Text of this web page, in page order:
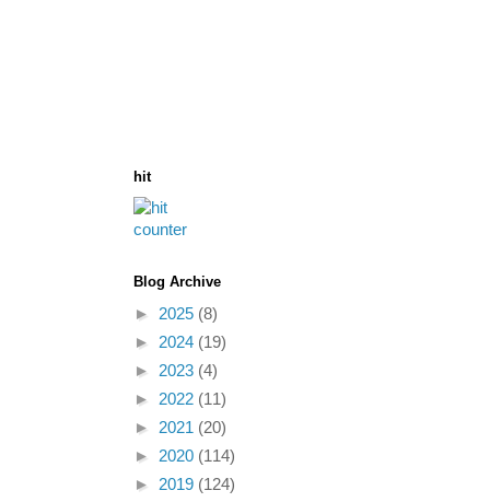
hit
Blog Archive
► 2025 (8)
► 2024 (19)
► 2023 (4)
► 2022 (11)
► 2021 (20)
► 2020 (114)
► 2019 (124)